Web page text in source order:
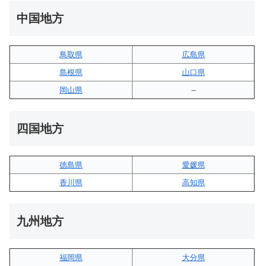
中国地方
鳥取県
広島県
島根県
山口県
岡山県
–
四国地方
徳島県
愛媛県
香川県
高知県
九州地方
福岡県 大分県